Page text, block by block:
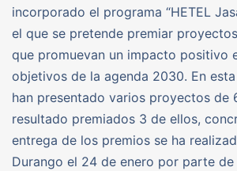
incorporado el programa “HETEL
el que se pretende premiar
que promuevan un impacto positivo
objetivos de la agenda 2030. En
han presentado varios proyectos de
resultado premiados 3 de ellos,
entrega de los premios se ha
Durango el 24 de enero por parte de